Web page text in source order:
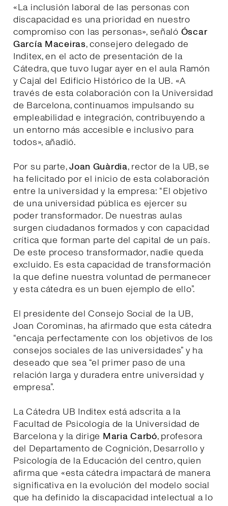
«La inclusión laboral de las personas con
discapacidad es una prioridad en nuestro
compromiso con las personas», señaló Óscar
García Maceiras, consejero delegado de
Inditex, en el acto de presentación de la
Cátedra, que tuvo lugar ayer en el aula Ramón
y Cajal del Edificio Histórico de la UB. «A
través de esta colaboración con la Universidad
de Barcelona, continuamos impulsando su
empleabilidad e integración, contribuyendo a
un entorno más accesible e inclusivo para
todos», añadió.
Por su parte,Joan Guàrdia, rector de la UB, se
ha felicitado por el inicio de esta colaboración
entre la universidad y la empresa: “El objetivo
de una universidad pública es ejercer su
poder transformador. De nuestras aulas
surgen ciudadanos formados y con capacidad
crítica que forman parte del capital de un país.
De este proceso transformador, nadie queda
excluido. Es esta capacidad de transformación
la que define nuestra voluntad de permanecer
y esta cátedra es un buen ejemplo de ello”.
El presidente del Consejo Social de la UB,
Joan Corominas, ha afirmado que esta cátedra
“encaja perfectamente con los objetivos de los
consejos sociales de las universidades” y ha
deseado que sea “el primer paso de una
relación larga y duradera entre universidad y
empresa”.
La Cátedra UB Inditex está adscrita a la
Facultad de Psicología de la Universidad de
Barcelona y la dirige Maria Carbó, profesora
del Departamento de Cognición, Desarrollo y
Psicología de la Educación del centro, quien
afirma que «esta cátedra impactará de manera
significativa en la evolución del modelo social
que ha definido la discapacidad intelectual a lo